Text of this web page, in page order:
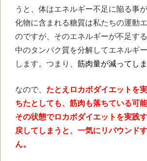
うと、体はエネルギー不足に陥る事
化物に含まれる糖質は私たちの運動
のですが、そのエネルギーが不足す
中のタンパク質を分解してエネルギ
します。つまり、 筋肉量が減ってしま
なので、 たとえロカボダイエットを
ちたとしても、筋肉も落ちている可
その状態でロカボダイエットを実践
戻してしまうと、一気にリバウンド
ん。